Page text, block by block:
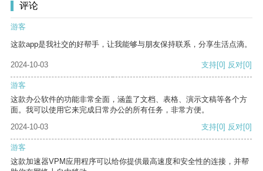
评论
游客
这款app是我社交的好帮手，让我能够与朋友保持联系，分享生活点滴。
2024-10-03 支持[0] 反对[0]
游客
这款办公软件的功能非常全面，涵盖了文档、表格、演示文稿等各个方
面。我可以使用它来完成日常办公的所有任务，非常方便。
2024-10-03
支持[0] 反对[0]
游客
这款加速器VPM应用程序可以给你提供最高速度和安全性的连接，并帮